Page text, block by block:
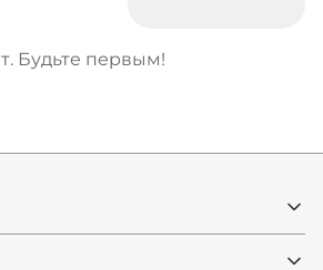
Будьте первым!